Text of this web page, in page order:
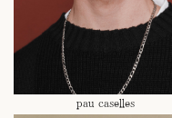
pau caselles